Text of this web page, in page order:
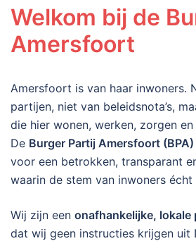
Welkom bij de
Amersfoort
Amersfoort is van haar inwoners.
partijen, niet van beleidsnota’s,
die hier wonen, werken, zorgen en
De Burger Partij Amersfoort (BPA)
voor een betrokken, transparant
waarin de stem van inwoners écht
Wij zijn een onafhankelijke, lokale
dat wij geen instructies krijgen uit